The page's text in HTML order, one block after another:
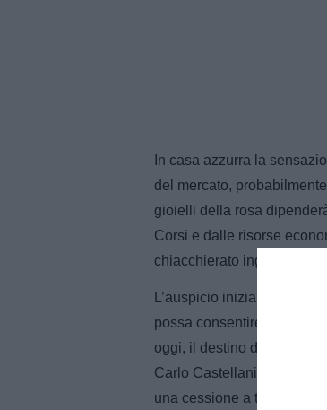
In casa azzurra la
del mercato,
gioielli della rosa
Corsi e dalle risorse
chiacchierato ingresso del
L’auspicio iniziale di tutto
possa consentire al club
oggi, il destino di Guarino
Carlo Castellani per la
una cessione a titolo